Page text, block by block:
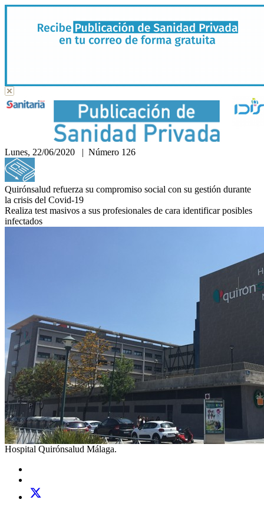
Lunes, 22/06/2020 | Número 126
Quirónsalud refuerza su compromiso social con su gestión durante
la crisis del Covid-19
Realiza test masivos a sus profesionales de cara identificar posibles
infectados
Hospital Quirónsalud Málaga.